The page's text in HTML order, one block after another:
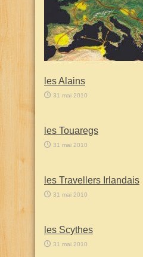
les Alains
31 mai 2010
les Touaregs
31 mai 2010
les Travellers Irlandais
31 mai 2010
les Scythes
31 mai 2010